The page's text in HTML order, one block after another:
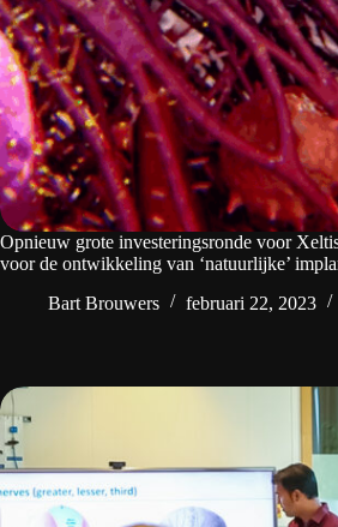
Opnieuw grote investeringsronde voor
voor de ontwikkeling van ‘natuurlijke’
Bart Brouwers
februari 22, 2023